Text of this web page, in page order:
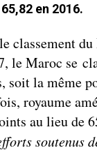
en 2016.
classement
le Maroc se
soit la même
royaume
au lieu de
soutenus